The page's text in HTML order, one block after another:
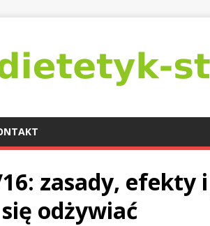
zasady, efekty
odżywiać